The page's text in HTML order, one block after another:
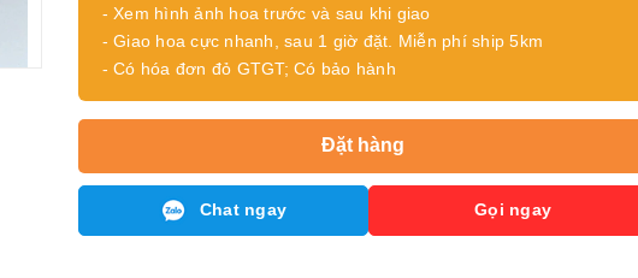
- Xem hình ảnh hoa trước và sau khi giao
- Giao hoa cực nhanh, sau 1 giờ đặt. Miễn phí ship 5km
- Có hóa đơn đỏ GTGT; Có bảo hành
Đặt hàng
Chat ngay Gọi ngay